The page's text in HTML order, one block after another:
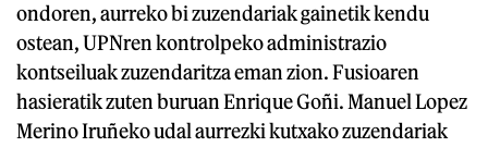
ondoren, aurreko bi zuzendariak gainetik kendu
ostean, UPNren kontrolpeko administrazio
kontseiluak zuzendaritza eman zion. Fusioaren
hasieratik zuten buruan Enrique Goñi. Manuel Lopez
Merino Iruñeko udal aurrezki kutxako zuzendariak